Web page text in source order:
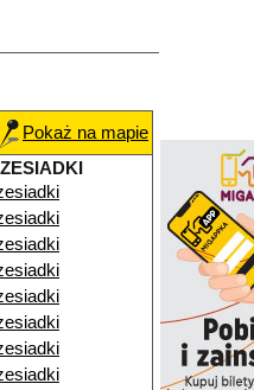
Pokaż na mapie